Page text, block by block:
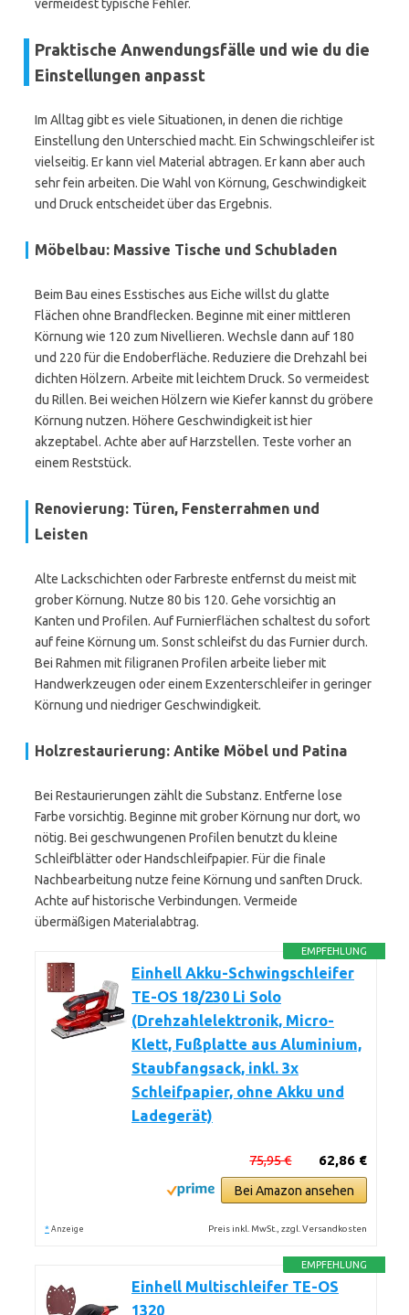
vermeidest typische Fehler.
Praktische Anwendungsfälle und wie du die
Einstellungen anpasst
Im Alltag gibt es viele Situationen, in denen die richtige
Einstellung den Unterschied macht. Ein Schwingschleifer ist
vielseitig. Er kann viel Material abtragen. Er kann aber auch
sehr fein arbeiten. Die Wahl von Körnung, Geschwindigkeit
und Druck entscheidet über das Ergebnis.
Möbelbau: Massive Tische und Schubladen
Beim Bau eines Esstisches aus Eiche willst du glatte
Flächen ohne Brandflecken. Beginne mit einer mittleren
Körnung wie 120 zum Nivellieren. Wechsle dann auf 180
und 220 für die Endoberfläche. Reduziere die Drehzahl bei
dichten Hölzern. Arbeite mit leichtem Druck. So vermeidest
du Rillen. Bei weichen Hölzern wie Kiefer kannst du gröbere
Körnung nutzen. Höhere Geschwindigkeit ist hier
akzeptabel. Achte aber auf Harzstellen. Teste vorher an
einem Reststück.
Renovierung: Türen, Fensterrahmen und
Leisten
Alte Lackschichten oder Farbreste entfernst du meist mit
grober Körnung. Nutze 80 bis 120. Gehe vorsichtig an
Kanten und Profilen. Auf Furnierflächen schaltest du sofort
auf feine Körnung um. Sonst schleifst du das Furnier durch.
Bei Rahmen mit filigranen Profilen arbeite lieber mit
Handwerkzeugen oder einem Exzenterschleifer in geringer
Körnung und niedriger Geschwindigkeit.
Holzrestaurierung: Antike Möbel und Patina
Bei Restaurierungen zählt die Substanz. Entferne lose
Farbe vorsichtig. Beginne mit grober Körnung nur dort, wo
nötig. Bei geschwungenen Profilen benutzt du kleine
Schleifblätter oder Handschleifpapier. Für die finale
Nachbearbeitung nutze feine Körnung und sanften Druck.
Achte auf historische Verbindungen. Vermeide
übermäßigen Materialabtrag.
EMPFEHLUNG
Einhell Akku-Schwingschleifer
TE-OS 18/230 Li Solo
(Drehzahlelektronik, Micro-
Klett, Fußplatte aus Aluminium,
Staubfangsack, inkl. 3x
Schleifpapier, ohne Akku und
Ladegerät)
62,86 €
75,95 €
Bei Amazon ansehen
* Anzeige Preis inkl. MwSt., zzgl. Versandkosten
EMPFEHLUNG
Einhell Multischleifer TE-OS
1320